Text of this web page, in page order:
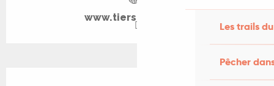
Les trails
Pêcher
www.tierslieusavy.fr